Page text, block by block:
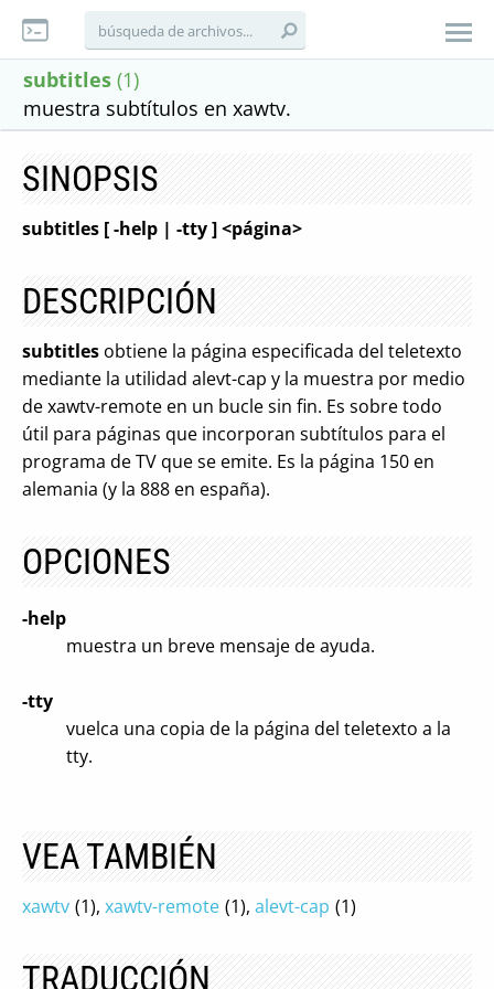
subtitles (1)
muestra subtítulos en xawtv.
SINOPSIS
subtitles [ -help | -tty ] <página>
DESCRIPCIÓN
subtitles obtiene la página especificada del teletexto
mediante la utilidad alevt-cap y la muestra por medio
de xawtv-remote en un bucle sin fin. Es sobre todo
útil para páginas que incorporan subtítulos para el
programa de TV que se emite. Es la página 150 en
alemania (y la 888 en españa).
OPCIONES
-help
muestra un breve mensaje de ayuda.
-tty
vuelca una copia de la página del teletexto a la
tty.
VEA TAMBIÉN
xawtv (1), xawtv-remote (1), alevt-cap (1)
TRADUCCIÓN